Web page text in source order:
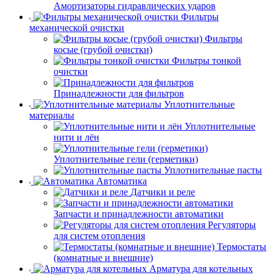
Амортизаторы гидравлических ударов
Фильтры
механической очистки
Фильтры
косые (грубой очистки)
Фильтры тонкой
очистки
Принадлежности для фильтров
Уплотнительные
материалы
Уплотнительные
нити и лён
Уплотнительные гели (герметики)
Уплотнительные пасты
Автоматика
Датчики и реле
Запчасти и принадлежности автоматики
Регуляторы
для систем отопления
Термостаты
(комнатные и внешние)
Арматура для котельных